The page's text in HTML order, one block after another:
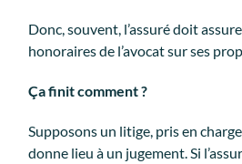
Donc, souvent, l’assuré doit
honoraires de l’avocat sur ses
Ça finit comment ?
Supposons un litige, pris en
donne lieu à un jugement. Si